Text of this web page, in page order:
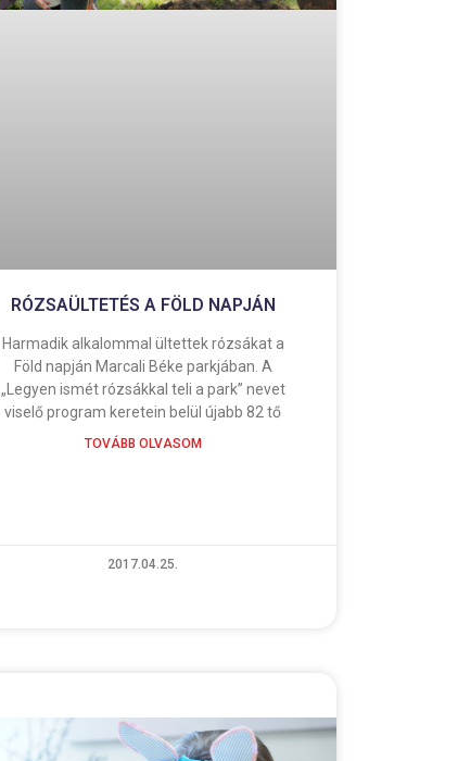
RÓZSAÜLTETÉS A FÖLD NAPJÁN
Harmadik alkalommal ültettek rózsákat a
Föld napján Marcali Béke parkjában. A
„Legyen ismét rózsákkal teli a park” nevet
viselő program keretein belül újabb 82 tő
TOVÁBB OLVASOM
2017.04.25.